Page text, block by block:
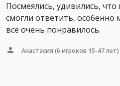
Посмеялись, удивились,
смогли ответить,
все очень понравилось.
Анастасия (6 игроков 15-47 лет)